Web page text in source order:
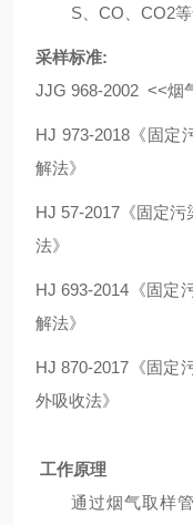
S CO CO2
采样标准:
JJG 968-2002 <<烟
HJ 973-2018《固定
解法》
HJ 57-2017 《固定
法》
HJ 693-2014 《固定
解法》
HJ 870-2017 《固定
外吸收法》
工作原理
通过烟气取样